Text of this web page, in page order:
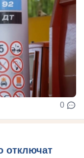
0
отключат